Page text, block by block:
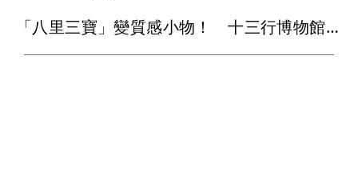
「八里三寶」變質感小物！ 十三行博物館攜手渡船頭商圈推永續